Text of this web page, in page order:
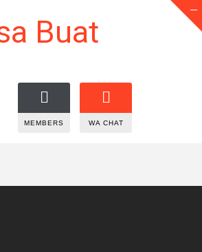
MEMBERS WA CHAT